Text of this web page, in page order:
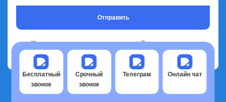
Отправить
Мы лечим в клинике или с выездом на дом. Проводим первичную
консультацию по телефону - бесплатно и анонимно.
Бесплатный
звонок
Срочный
звонок
Телеграм Онлайн чат